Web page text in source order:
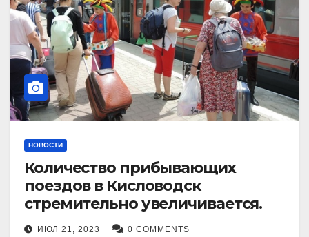
НОВОСТИ
Количество прибывающих
поездов в Кисловодск
стремительно увеличивается.
ИЮЛ 21, 2023 0 COMMENTS